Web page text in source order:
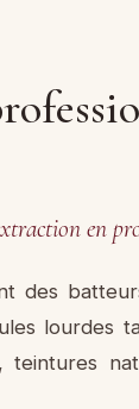
en
des
lourdes
teintures